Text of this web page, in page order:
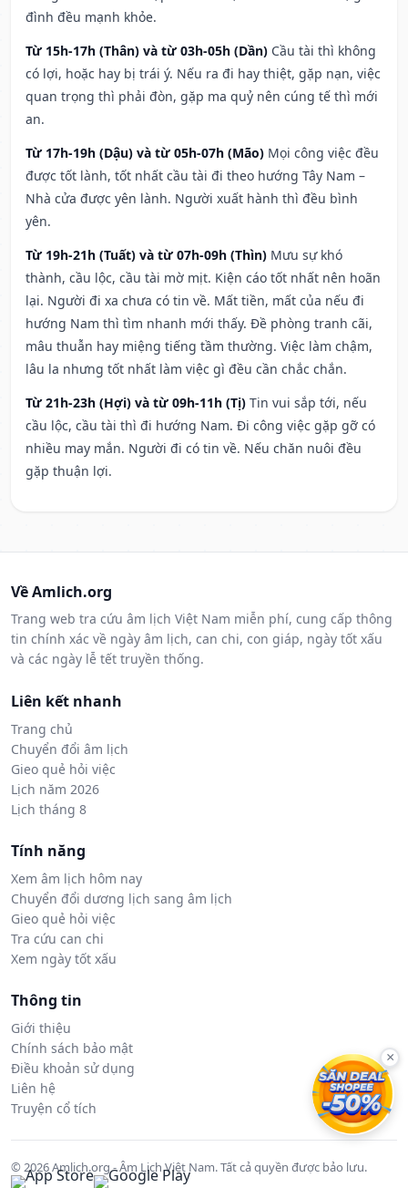
đình đều mạnh khỏe.
Từ 15h-17h (Thân) và từ 03h-05h (Dần) Cầu tài thì không
có lợi, hoặc hay bị trái ý. Nếu ra đi hay thiệt, gặp nạn, việc
quan trọng thì phải đòn, gặp ma quỷ nên cúng tế thì mới
an.
Từ 17h-19h (Dậu) và từ 05h-07h (Mão) Mọi công việc đều
được tốt lành, tốt nhất cầu tài đi theo hướng Tây Nam –
Nhà cửa được yên lành. Người xuất hành thì đều bình
yên.
Từ 19h-21h (Tuất) và từ 07h-09h (Thìn) Mưu sự khó
thành, cầu lộc, cầu tài mờ mịt. Kiện cáo tốt nhất nên hoãn
lại. Người đi xa chưa có tin về. Mất tiền, mất của nếu đi
hướng Nam thì tìm nhanh mới thấy. Đề phòng tranh cãi,
mâu thuẫn hay miệng tiếng tầm thường. Việc làm chậm,
lâu la nhưng tốt nhất làm việc gì đều cần chắc chắn.
Từ 21h-23h (Hợi) và từ 09h-11h (Tị) Tin vui sắp tới, nếu
cầu lộc, cầu tài thì đi hướng Nam. Đi công việc gặp gỡ có
nhiều may mắn. Người đi có tin về. Nếu chăn nuôi đều
gặp thuận lợi.
Về Amlich.org
Trang web tra cứu âm lịch Việt Nam miễn phí, cung cấp thông
tin chính xác về ngày âm lịch, can chi, con giáp, ngày tốt xấu
và các ngày lễ tết truyền thống.
Liên kết nhanh
Trang chủ
Chuyển đổi âm lịch
Gieo quẻ hỏi việc
Lịch năm 2026
Lịch tháng 8
Tính năng
Xem âm lịch hôm nay
Chuyển đổi dương lịch sang âm lịch
Gieo quẻ hỏi việc
Tra cứu can chi
Xem ngày tốt xấu
Thông tin
Giới thiệu
Chính sách bảo mật
Điều khoản sử dụng
Liên hệ
Truyện cổ tích
© 2026 Amlich.org - Âm Lịch Việt Nam. Tất cả quyền được bảo lưu.
×